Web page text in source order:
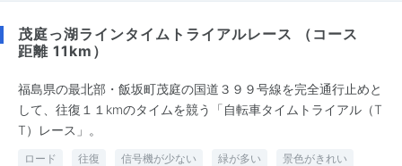
茂庭っ湖ラインタイムトライアルレース （コース
距離 11km）
福島県の最北部・飯坂町茂庭の国道３９９号線を完全通行止めと
して、往復１１kmのタイムを競う「自転車タイムトライアル（T
T）レース」。
ロード 往復 信号機が少ない 緑が多い 景色がきれい